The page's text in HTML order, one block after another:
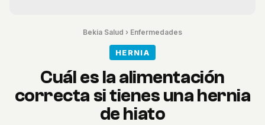
Bekia Salud › Enfermedades
HERNIA
Cuál es la alimentación
correcta si tienes una hernia
de hiato